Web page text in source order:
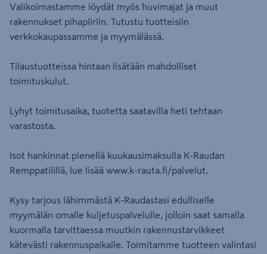
Valikoimastamme löydät myös huvimajat ja muut
rakennukset pihapiiriin. Tutustu tuotteisiin
verkkokaupassamme ja myymälässä.
Tilaustuotteissa hintaan lisätään mahdolliset
toimituskulut.
Lyhyt toimitusaika, tuotetta saatavilla heti tehtaan
varastosta.
Isot hankinnat pienellä kuukausimaksulla K-Raudan
Remppatilillä, lue lisää www.k-rauta.fi/palvelut.
Kysy tarjous lähimmästä K-Raudastasi edulliselle
myymälän omalle kuljetuspalvelulle, jolloin saat samalla
kuormalla tarvittaessa muutkin rakennustarvikkeet
kätevästi rakennuspaikalle. Toimitamme tuotteen valintasi